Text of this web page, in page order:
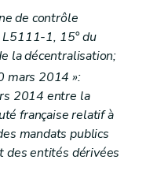
de contrôle
1, 15° du
la décentralisation;
mars 2014 »:
2014 entre la
française relatif à
mandats publics
des entités dérivées